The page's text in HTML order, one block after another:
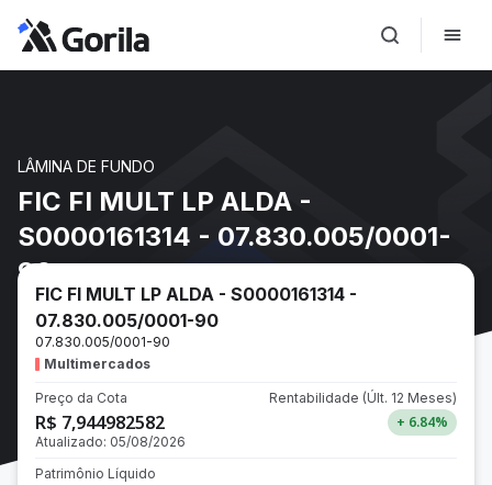
LÂMINA DE FUNDO
FIC FI MULT LP ALDA -
S0000161314 - 07.830.005/0001-
90
FIC FI MULT LP ALDA - S0000161314 -
07.830.005/0001-90
07.830.005/0001-90
Multimercados
Preço da Cota
R$ 7,944982582
Atualizado: 05/08/2026
Rentabilidade (Últ. 12 Meses)
+ 6.84%
Patrimônio Líquido